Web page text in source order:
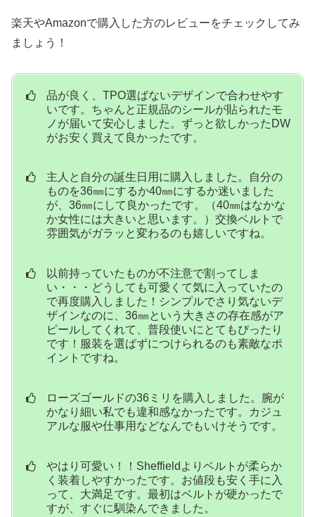
楽天やAmazonで購入した方のレビューをチェックしてみ
ましょう！
品が良く、TPO選ばないデザインで合わせやす
いです。ちゃんと正規品のシールが貼られたモ
ノが届いて安心しました。ずっと欲しかったDW
がお安く買えて良かったです。
主人と自分の誕生日用に購入しました。自分の
ものを36㎜にするか40㎜にするか迷いました
が、36㎜にして良かったです。（40㎜はなかな
か女性には大きいと思います。）交換ベルトで
雰囲気がガラッと変わるのも嬉しいですね。
以前持っていたものが不注意で割ってしま
い・・・どうしても可愛くて気に入っていたの
で再度購入しました！シンプルでさり気ないデ
ザインなのに、36㎜という大きさの存在感がア
ピールしてくれて、普段使いにとてもぴったり
です！服装を選ばずにつけられるのも素敵なポ
イントですね。
ローズゴールドの36ミリを購入しました。腕が
かなり細い私でも違和感なかったです。カジュ
アルな服や仕事用などなんでもいけそうです。
やはり可愛い！！Sheffieldよりベルトが柔らか
く装着しやすかったです。お値段も安く手に入
って、大満足です。最初はベルトが硬かったで
すが、すぐに馴染んできました。